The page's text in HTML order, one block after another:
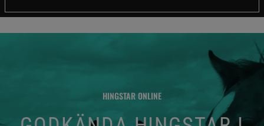
HINGSTAR ONLINE